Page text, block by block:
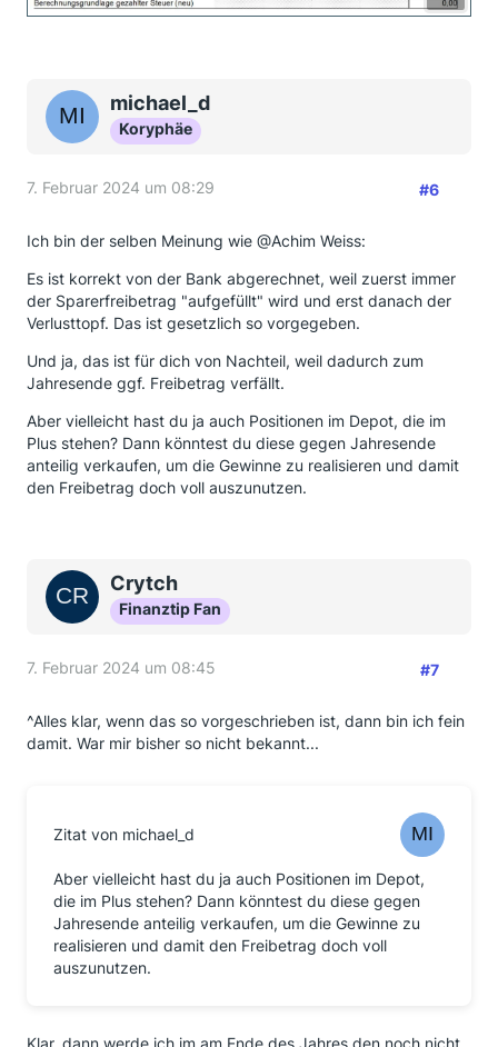
michael_d
Koryphäe
7. Februar 2024 um 08:29 #6
Ich bin der selben Meinung wie @Achim Weiss:
Es ist korrekt von der Bank abgerechnet, weil zuerst immer
der Sparerfreibetrag "aufgefüllt" wird und erst danach der
Verlusttopf. Das ist gesetzlich so vorgegeben.
Und ja, das ist für dich von Nachteil, weil dadurch zum
Jahresende ggf. Freibetrag verfällt.
Aber vielleicht hast du ja auch Positionen im Depot, die im
Plus stehen? Dann könntest du diese gegen Jahresende
anteilig verkaufen, um die Gewinne zu realisieren und damit
den Freibetrag doch voll auszunutzen.
Crytch
Finanztip Fan
7. Februar 2024 um 08:45 #7
^Alles klar, wenn das so vorgeschrieben ist, dann bin ich fein
damit. War mir bisher so nicht bekannt...
Zitat von michael_d
Aber vielleicht hast du ja auch Positionen im Depot,
die im Plus stehen? Dann könntest du diese gegen
Jahresende anteilig verkaufen, um die Gewinne zu
realisieren und damit den Freibetrag doch voll
auszunutzen.
Klar, dann werde ich im am Ende des Jahres den noch nicht